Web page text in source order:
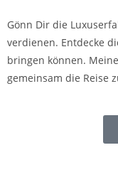
Gönn Dir die
verdienen. Entdecke
bringen können.
gemeinsam die Reise